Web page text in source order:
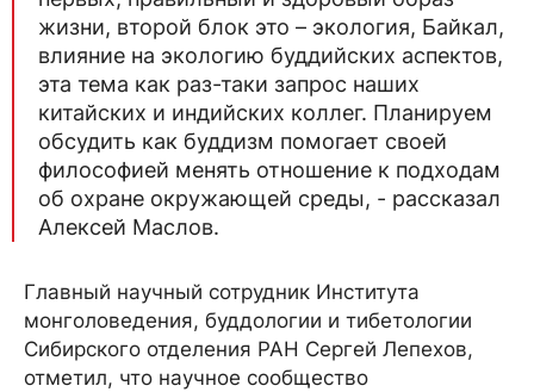
жизни, второй блок это – экология, Байкал,
влияние на экологию буддийских аспектов,
эта тема как раз-таки запрос наших
китайских и индийских коллег. Планируем
обсудить как буддизм помогает своей
философией менять отношение к подходам
об охране окружающей среды, - рассказал
Алексей Маслов.
Главный научный сотрудник Института
монголоведения, буддологии и тибетологии
Сибирского отделения РАН Сергей Лепехов,
отметил, что научное сообщество